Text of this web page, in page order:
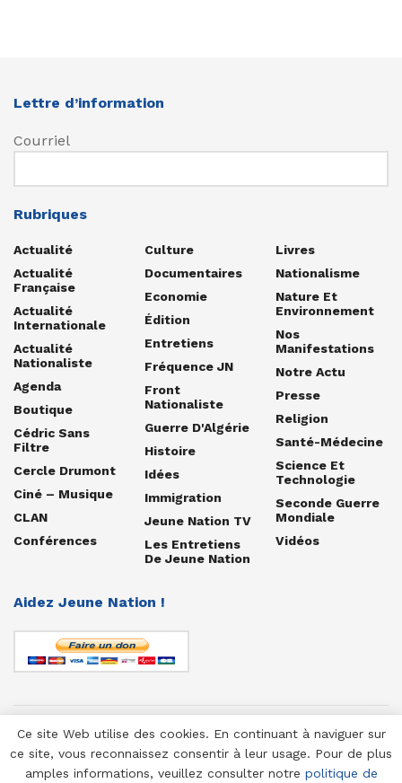
Lettre d’information
Courriel
Rubriques
Actualité
Actualité
Française
Actualité
Internationale
Actualité
Nationaliste
Agenda
Boutique
Cédric Sans
Filtre
Cercle Drumont
Ciné – Musique
CLAN
Conférences
Culture
Documentaires
Economie
Édition
Entretiens
Fréquence JN
Front
Nationaliste
Guerre D'Algérie
Histoire
Idées
Immigration
Jeune Nation TV
Les Entretiens
De Jeune Nation
Livres
Nationalisme
Nature Et
Environnement
Nos
Manifestations
Notre Actu
Presse
Religion
Santé-Médecine
Science Et
Technologie
Seconde Guerre
Mondiale
Vidéos
Aidez Jeune Nation !
© 1958-2025 Jeune Nation
Ce site Web utilise des cookies. En continuant à naviguer sur
ce site, vous reconnaissez consentir à leur usage. Pour de plus
amples informations, veuillez consulter notre politique de